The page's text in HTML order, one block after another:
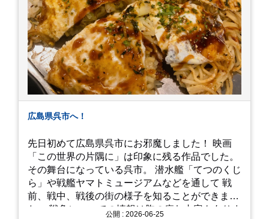
広島県呉市へ！
先日初めて広島県呉市にお邪魔しました！ 映画
「この世界の片隅に」は印象に残る作品でした。
その舞台になっている呉市。 潜水艦「てつのくじ
ら」や戦艦ヤマトミュージアムなどを通して 戦
前、戦中、戦後の街の様子を知ることができまし
た。 戦争についての情報は胸の痛む内容もありま
公開 : 2026-06-25